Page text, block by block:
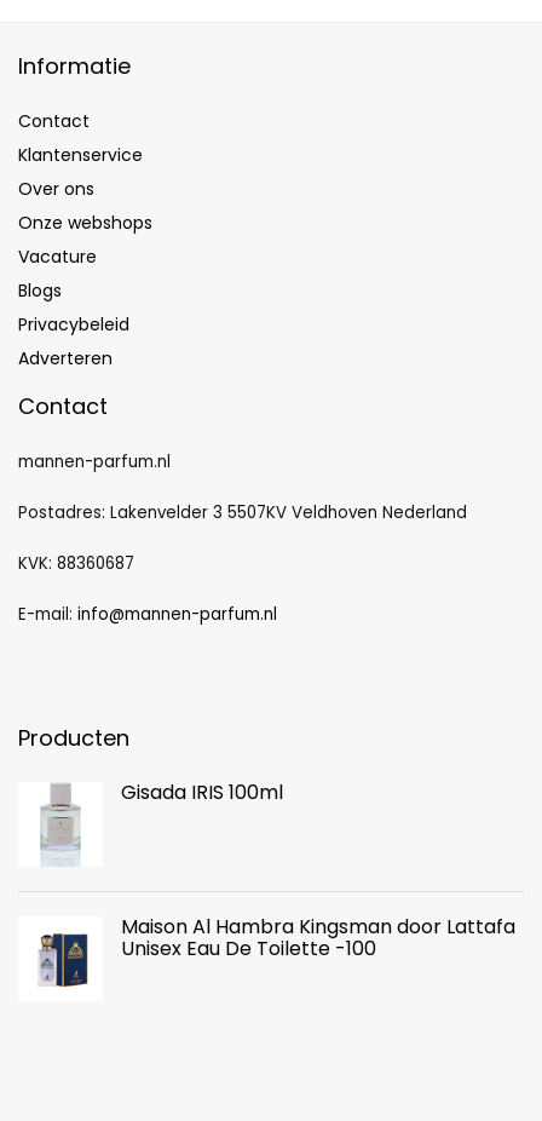
Informatie
Contact
Klantenservice
Over ons
Onze webshops
Vacature
Blogs
Privacybeleid
Adverteren
Contact
mannen-parfum.nl
Postadres: Lakenvelder 3 5507KV Veldhoven Nederland
KVK: 88360687
E-mail: info@mannen-parfum.nl
Producten
Gisada IRIS 100ml
Maison Al Hambra Kingsman door Lattafa
Unisex Eau De Toilette -100